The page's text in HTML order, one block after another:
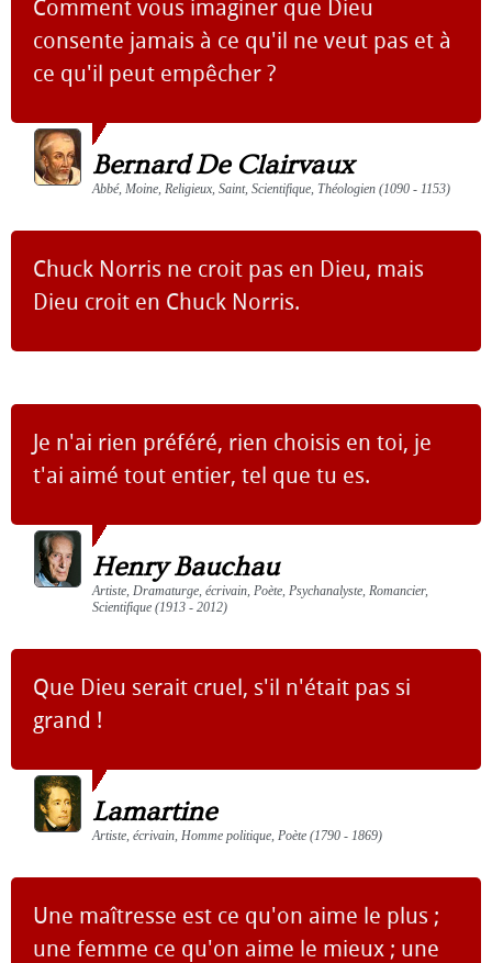
Comment vous imaginer que Dieu
consente jamais à ce qu'il ne veut pas et à
ce qu'il peut empêcher ?
Bernard De Clairvaux
Abbé, Moine, Religieux, Saint, Scientifique, Théologien (1090 - 1153)
Chuck Norris ne croit pas en Dieu, mais
Dieu croit en Chuck Norris.
Je n'ai rien préféré, rien choisis en toi, je
t'ai aimé tout entier, tel que tu es.
Henry Bauchau
Artiste, Dramaturge, écrivain, Poète, Psychanalyste, Romancier,
Scientifique (1913 - 2012)
Que Dieu serait cruel, s'il n'était pas si
grand !
Lamartine
Artiste, écrivain, Homme politique, Poète (1790 - 1869)
Une maîtresse est ce qu'on aime le plus ;
une femme ce qu'on aime le mieux ; une